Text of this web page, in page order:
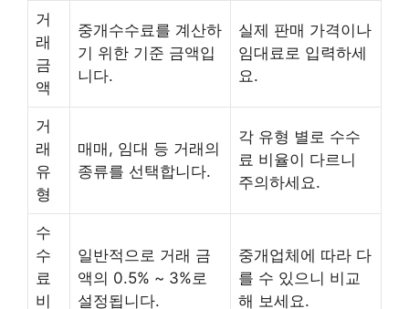
거
래
금
액
중개수수료를 계산하
기 위한 기준 금액입
니다.
실제 판매 가격이나
임대료로 입력하세
요.
거
래
유
형
매매, 임대 등 거래의
종류를 선택합니다.
각 유형 별로 수수
료 비율이 다르니
주의하세요.
수
수
료
비
일반적으로 거래 금
액의 0.5% ~ 3%로
설정됩니다.
중개업체에 따라 다
를 수 있으니 비교
해 보세요.